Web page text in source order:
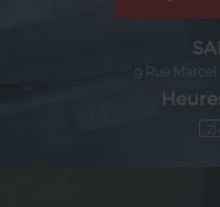
9 Rue Marcel